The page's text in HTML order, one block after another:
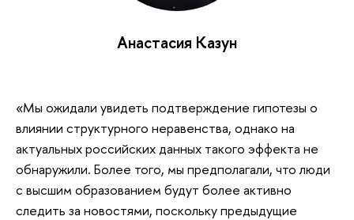
Анастасия Казун
«Мы ожидали увидеть подтверждение гипотезы о
влиянии структурного неравенства, однако на
актуальных российских данных такого эффекта не
обнаружили. Более того, мы предполагали, что люди
с высшим образованием будут более активно
следить за новостями, поскольку предыдущие